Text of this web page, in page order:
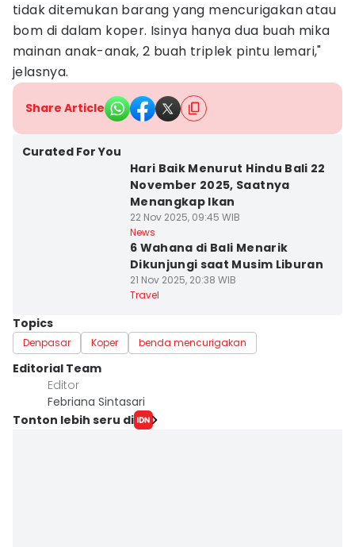
tidak ditemukan barang yang mencurigakan atau
bom di dalam koper. Isinya hanya dua buah mika
mainan anak-anak, 2 buah triplek pintu lemari,"
jelasnya.
Share Article
Curated For You
Hari Baik Menurut Hindu Bali 22
November 2025, Saatnya
Menangkap Ikan
22 Nov 2025, 09:45 WIB
News
6 Wahana di Bali Menarik
Dikunjungi saat Musim Liburan
21 Nov 2025, 20:38 WIB
Travel
Topics
Denpasar Koper benda mencurigakan
Editorial Team
Editor
Febriana Sintasari
Tonton lebih seru di